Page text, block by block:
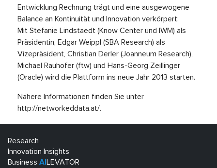
Entwicklung Rechnung trägt und eine ausgewogene
Balance an Kontinuität und Innovation verkörpert:
Mit Stefanie Lindstaedt (Know Center und IWM) als
Präsidentin, Edgar Weippl (SBA Research) als
Vizepräsident, Christian Derler (Joanneum Research),
Michael Rauhofer (ftw) und Hans-Georg Zeillinger
(Oracle) wird die Plattform ins neue Jahr 2013 starten.
Nähere Informationen finden Sie unter
http://networkeddata.at/.
Research
Innovation Insights
Business AI LEVATOR